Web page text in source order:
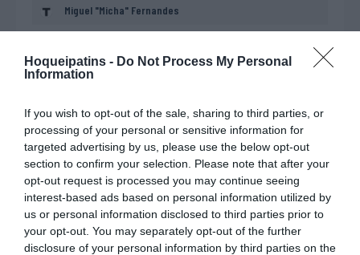
Hoqueipatins - Do Not Process My Personal
Information
If you wish to opt-out of the sale, sharing to third parties, or
processing of your personal or sensitive information for
targeted advertising by us, please use the below opt-out
section to confirm your selection. Please note that after your
opt-out request is processed you may continue seeing
interest-based ads based on personal information utilized by
us or personal information disclosed to third parties prior to
your opt-out. You may separately opt-out of the further
disclosure of your personal information by third parties on the
Miguel "Micha" Fernandes
Pavilhão
Pavilhão Dragão Arena - Alameda das Antas - Porto
DESTAQUESDA SEMANA